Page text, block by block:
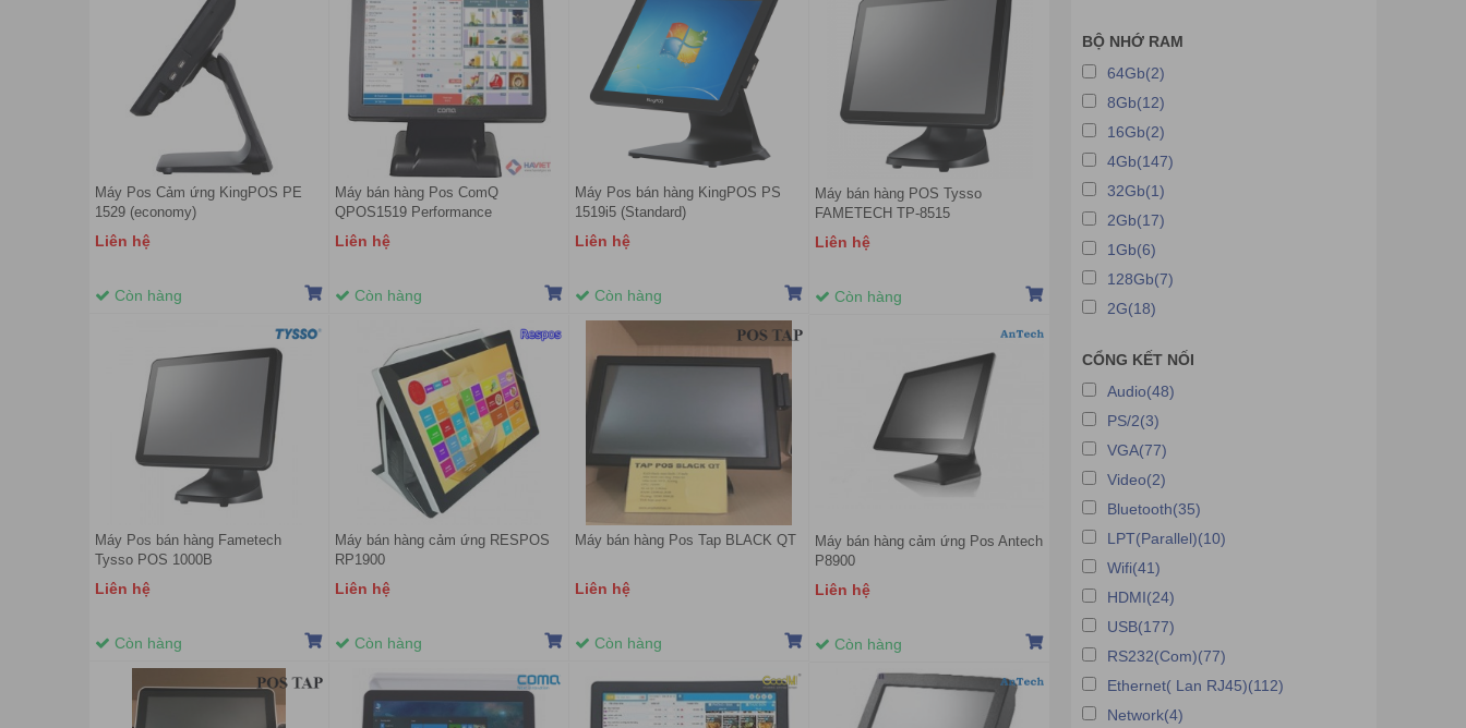
Máy Pos Cảm ứng KingPOS PE
1529 (economy)
Liên hệ
Còn hàng
Máy bán hàng Pos ComQ
QPOS1519 Performance
Liên hệ
Còn hàng
Máy Pos bán hàng KingPOS PS
1519i5 (Standard)
Liên hệ
Còn hàng
Máy bán hàng POS Tysso
FAMETECH TP-8515
Liên hệ
Còn hàng
Máy Pos bán hàng Fametech
Tysso POS 1000B
Liên hệ
Còn hàng
Máy bán hàng cảm ứng RESPOS
RP1900
Liên hệ
Còn hàng
Máy bán hàng Pos Tap BLACK QT
Liên hệ
Còn hàng
Máy bán hàng cảm ứng Pos Antech
P8900
Liên hệ
Còn hàng
BỘ NHỚ RAM
64Gb(2)
8Gb(12)
16Gb(2)
4Gb(147)
32Gb(1)
2Gb(17)
1Gb(6)
128Gb(7)
2G(18)
CỔNG KẾT NỐI
Audio(48)
PS/2(3)
VGA(77)
Video(2)
Bluetooth(35)
LPT(Parallel)(10)
Wifi(41)
HDMI(24)
USB(177)
RS232(Com)(77)
Ethernet( Lan RJ45)(112)
Network(4)